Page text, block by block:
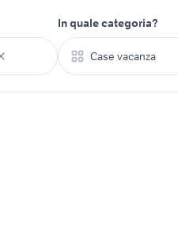
In quale categoria?
Case vacanza